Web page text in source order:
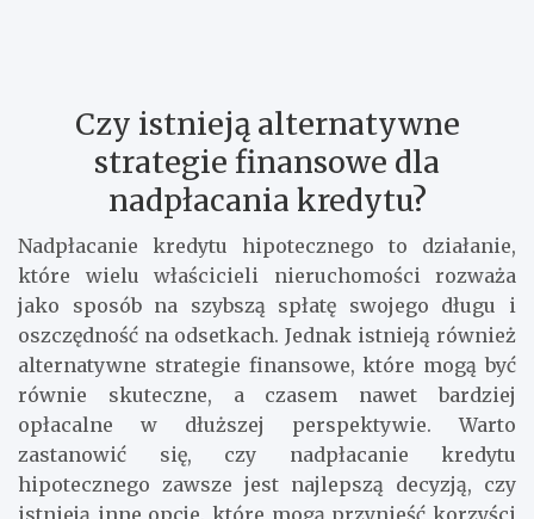
Czy istnieją alternatywne
strategie finansowe dla
nadpłacania kredytu?
Nadpłacanie kredytu hipotecznego to działanie,
które wielu właścicieli nieruchomości rozważa
jako sposób na szybszą spłatę swojego długu i
oszczędność na odsetkach. Jednak istnieją również
alternatywne strategie finansowe, które mogą być
równie skuteczne, a czasem nawet bardziej
opłacalne w dłuższej perspektywie. Warto
zastanowić się, czy nadpłacanie kredytu